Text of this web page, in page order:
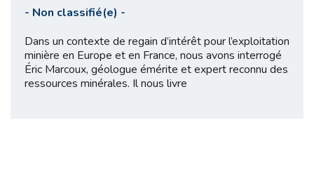
- Non classifié(e) -
Dans un contexte de regain d’intérêt pour l’exploitation
minière en Europe et en France, nous avons interrogé
Éric Marcoux, géologue émérite et expert reconnu des
ressources minérales. Il nous livre